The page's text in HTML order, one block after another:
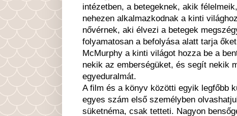
intézetben, a betegeknek, akik
nehezen alkalmazkodnak a kinti
nővérnek, aki élvezi a betegek
folyamatosan a befolyása alatt tarja őket.
McMurphy a kinti világot hozza be a
nekik az emberségüket, és segít nekik
egyeduralmát.
A film és a könyv közötti egyik legfőbb
egyes szám első személyben
süketnéma, csak tetteti. Nagyon